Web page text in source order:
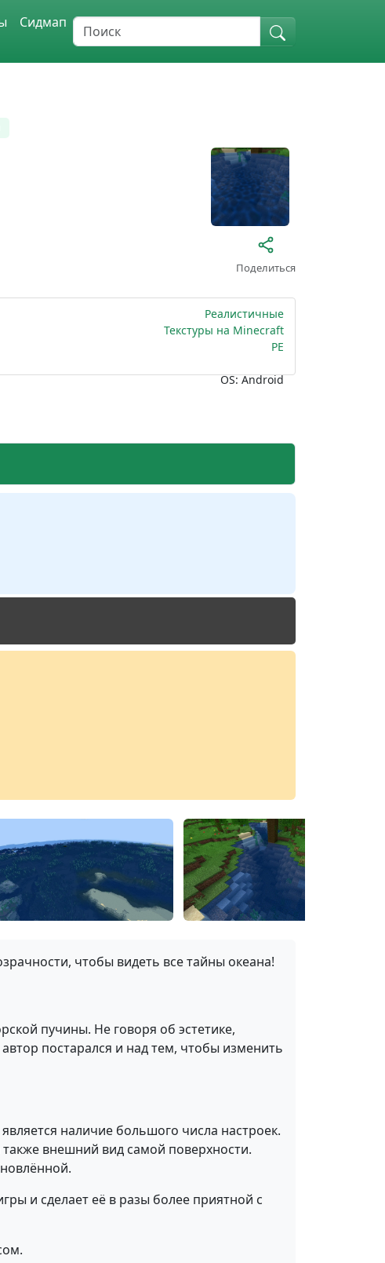
Сидмап
Поделиться
Реалистичные
Текстуры на Minecraft
PE
OS: Android
чтобы видеть все тайны океана!
пучины. Не говоря об эстетике,
постарался и над тем, чтобы изменить
наличие большого числа настроек.
внешний вид самой поверхности.
и сделает её в разы более приятной с